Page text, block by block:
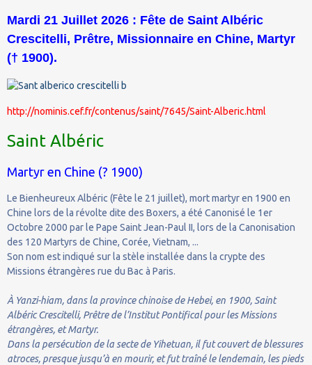
Mardi 21 Juillet 2026 : Fête de Saint Albéric
Crescitelli, Prêtre, Missionnaire en Chine, Martyr
(† 1900).
http://nominis.cef.fr/contenus/saint/7645/Saint-Alberic.html
Saint Albéric
Martyr en Chine (? 1900)
Le Bienheureux Albéric (Fête le 21 juillet), mort martyr en 1900 en
Chine lors de la révolte dite des Boxers, a été Canonisé le 1er
Octobre 2000 par le Pape Saint Jean-Paul II, lors de la Canonisation
des 120 Martyrs de Chine, Corée, Vietnam, ...
Son nom est indiqué sur la stèle installée dans la crypte des
Missions étrangères rue du Bac à Paris.
À Yanzi-hiam, dans la province chinoise de Hebei, en 1900, Saint
Albéric Crescitelli, Prêtre de l’Institut Pontifical pour les Missions
étrangères, et Martyr.
Dans la persécution de la secte de Yihetuan, il fut couvert de blessures
atroces, presque jusqu’à en mourir, et fut traîné le lendemain, les pieds